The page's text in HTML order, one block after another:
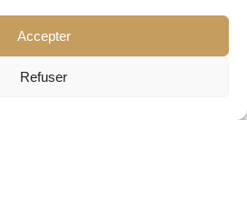
Accepter
Refuser